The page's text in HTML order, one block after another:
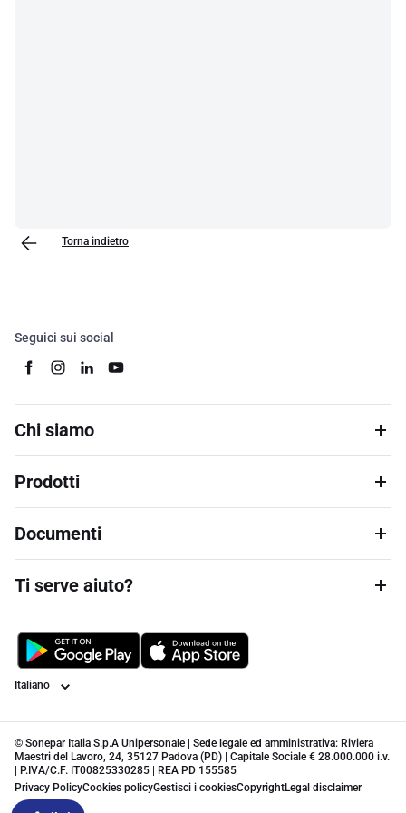
Torna indietro
Seguici sui social
Chi siamo
Prodotti
Documenti
Ti serve aiuto?
Lingua
© Sonepar Italia S.p.A Unipersonale | Sede legale ed amministrativa: Riviera
Maestri del Lavoro, 24, 35127 Padova (PD) | Capitale Sociale € 28.000.000 i.v.
| P.IVA/C.F. IT00825330285 | REA PD 155585
Privacy PolicyCookies policyGestisci i cookiesCopyrightLegal disclaimer